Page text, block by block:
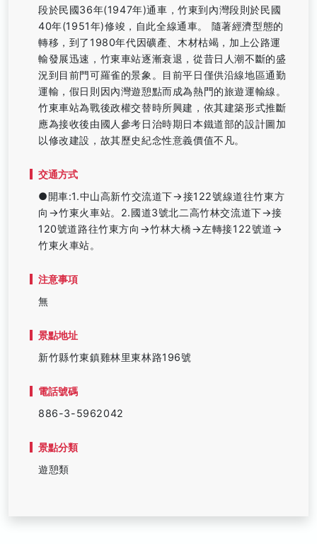
段於民國36年(1947年)通車，竹東到內灣段則於民國
40年(1951年)修竣，自此全線通車。 隨著經濟型態的
轉移，到了1980年代因礦產、木材枯竭，加上公路運
輸發展迅速，竹東車站逐漸衰退，從昔日人潮不斷的盛
況到目前門可羅雀的景象。目前平日僅供沿線地區通勤
運輸，假日則因內灣遊憩點而成為熱門的旅遊運輸線。
竹東車站為戰後政權交替時所興建，依其建築形式推斷
應為接收後由國人參考日治時期日本鐵道部的設計圖加
以修改建設，故其歷史紀念性意義價值不凡。
交通方式
●開車:1.中山高新竹交流道下→接122號線道往竹東方
向→竹東火車站。2.國道3號北二高竹林交流道下→接
120號道路往竹東方向→竹林大橋→左轉接122號道→
竹東火車站。
注意事項
無
景點地址
新竹縣竹東鎮雞林里東林路196號
電話號碼
886-3-5962042
景點分類
遊憩類